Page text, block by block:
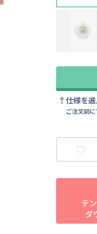
仕様を
ご注文前
テ
ダ